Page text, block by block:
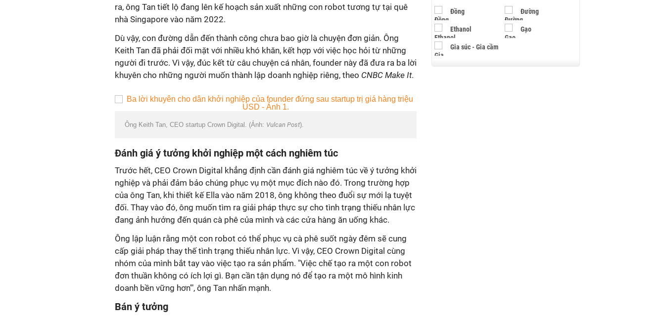
ra, ông Tan tiết lộ đang lên kế hoạch sản xuất những con robot tương tự tại quê
nhà Singapore vào năm 2022.
Dù vậy, con đường dẫn đến thành công chưa bao giờ là chuyện đơn giản. Ông
Keith Tan đã phải đối mặt với nhiều khó khăn, kết hợp với việc học hỏi từ những
người đi trước. Vì vậy, đúc kết từ câu chuyện cá nhân, founder này đã đưa ra ba lời
khuyên cho những người muốn thành lập doanh nghiệp riêng, theo CNBC Make It.
Ông Keith Tan, CEO startup Crown Digital. (Ảnh: Vulcan Post).
Đánh giá ý tưởng khởi nghiệp một cách nghiêm túc
Trước hết, CEO Crown Digital khẳng định cần đánh giá nghiêm túc về ý tưởng khởi
nghiệp và phải đảm bảo chúng phục vụ một mục đích nào đó. Trong trường hợp
của ông Tan, khi thiết kế Ella vào năm 2018, ông không theo đuổi sự mới lạ tuyệt
đối. Thay vào đó, ông muốn tìm ra giải pháp thực sự cho tình trạng thiếu nhân lực
đang ảnh hưởng đến quán cà phê của mình và các cửa hàng ăn uống khác.
Ông lập luận rằng một con robot có thể phục vụ cà phê suốt ngày đêm sẽ cung
cấp giải pháp thay thế tình trạng thiếu nhân lực. Vì vậy, CEO Crown Digital cùng
nhóm của mình bắt tay vào việc tạo ra sản phẩm. "Việc chế tạo ra một con robot
đơn thuần không có ích lợi gì. Bạn cần tận dụng nó để tạo ra một mô hình kinh
doanh bền vững hơn'", ông Tan nhấn mạnh.
Bán ý tưởng
Đồng Đường
Ethanol Gạo
Gia súc - Gia cầm